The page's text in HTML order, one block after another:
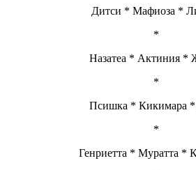
Дитси * Мафиоза *
*
Назатеа * Актиния *
*
Псишка * Кикимара *
*
Генриетта * Муратта *